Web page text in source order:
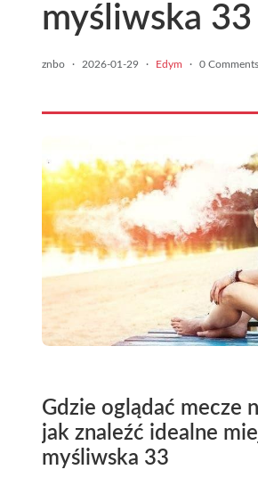
myśliwska 33
znbo · 2026-01-29 · Edym · 0 Comments
Gdzie oglądać mecze
jak znaleźć idealne
myśliwska 33